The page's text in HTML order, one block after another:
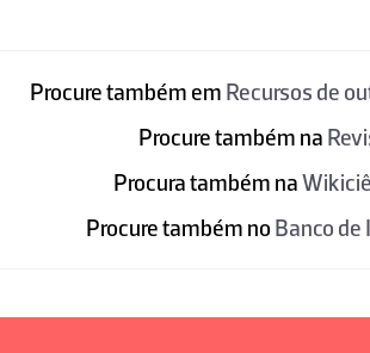
Procure também em Recursos de
Procure também na
Procura também na
Procure também no Banco de